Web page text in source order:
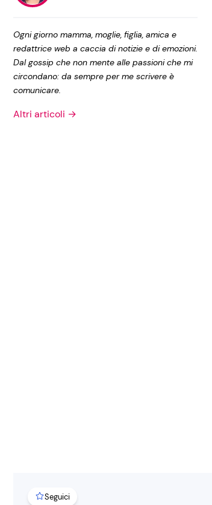
Privacy Policy
Ogni giorno mamma, moglie, figlia, amica e
redattrice web a caccia di notizie e di emozioni.
Dal gossip che non mente alle passioni che mi
circondano: da sempre per me scrivere è
comunicare.
Altri articoli →
Seguici